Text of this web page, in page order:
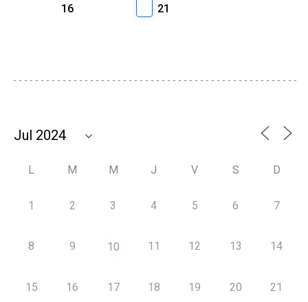
16
21
L M M J V S D
1 2 3 4 5 6 7
8 9 10 11 12 13 14
15 16 17 18 19 20 21